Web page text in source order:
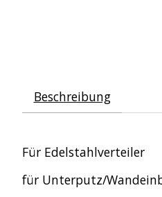
Beschreibung
Für Edelstahlverteiler
für Unterputz/